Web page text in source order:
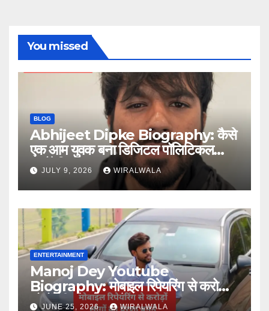
You missed
BLOG
Abhijeet Dipke Biography: कैसे
एक आम युवक बना डिजिटल पॉलिटिकल
स्ट्रैटेजिस्ट
JULY 9, 2026 WIRALWALA
ENTERTAINMENT
Manoj Dey Youtube
Biography: मोबाइल रिपेयरिंग से करोड़ों
लोगों की प्रेरणा बनने तक का सफर
JUNE 25, 2026 WIRALWALA